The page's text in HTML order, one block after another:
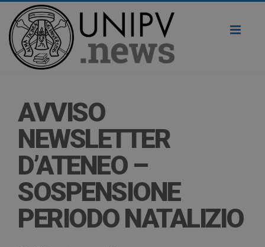
AVVISO
NEWSLETTER
D’ATENEO –
SOSPENSIONE
PERIODO NATALIZIO